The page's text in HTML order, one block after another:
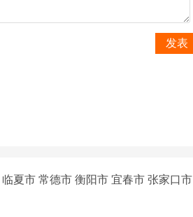
发表
临夏市 常德市 衡阳市 宜春市 张家口市